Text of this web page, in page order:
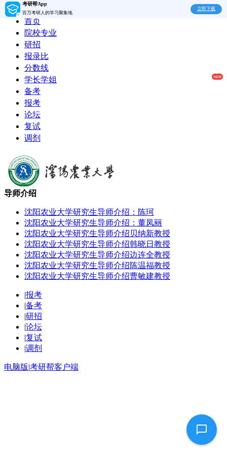
考研帮App
百万考研人的学习聚集地
立即下载
首页
院校专业
研招
报录比
分数线
学长学姐
备考
报考
论坛
复试
调剂
导师介绍
沈阳农业大学研究生导师介绍：陈珂
沈阳农业大学研究生导师介绍：董凤丽
沈阳农业大学研究生导师介绍贝纳新教授
沈阳农业大学研究生导师介绍韩晓日教授
沈阳农业大学研究生导师介绍边连全教授
沈阳农业大学研究生导师介绍陈温福教授
沈阳农业大学研究生导师介绍曹敏建教授
|报考
|备考
|研招
|论坛
|复试
|调剂
电脑版|考研帮客户端